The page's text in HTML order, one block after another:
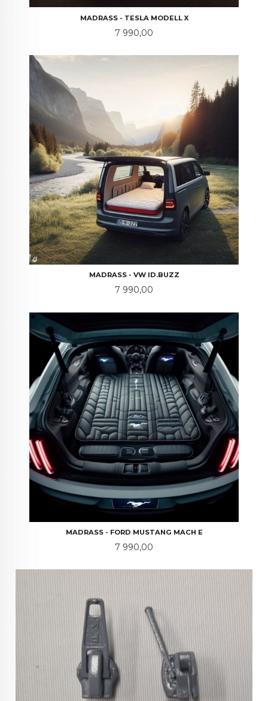
MADRASS - TESLA MODELL X
Pris
7 990,00
MADRASS - VW ID.BUZZ
Pris
7 990,00
MADRASS - FORD MUSTANG MACH E
Pris
7 990,00